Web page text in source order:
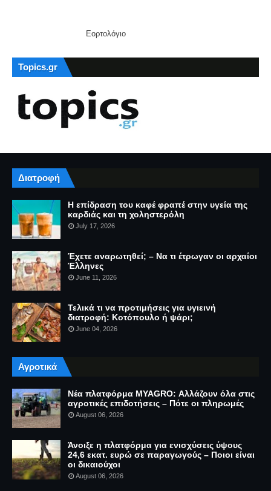
Εορτολόγιο
Topics.gr
Διατροφή
Η επίδραση του καφέ φραπέ στην υγεία της
καρδιάς και τη χοληστερόλη
July 17, 2026
Έχετε αναρωτηθεί; – Να τι έτρωγαν οι αρχαίοι
Έλληνες
June 11, 2026
Τελικά τι να προτιμήσεις για υγιεινή
διατροφή: Κοτόπουλο ή ψάρι;
June 04, 2026
Αγροτικά
Νέα πλατφόρμα MYAGRO: Αλλάζουν όλα στις
αγροτικές επιδοτήσεις – Πότε οι πληρωμές
August 06, 2026
Άνοιξε η πλατφόρμα για ενισχύσεις ύψους
24,6 εκατ. ευρώ σε παραγωγούς – Ποιοι είναι
οι δικαιούχοι
August 06, 2026